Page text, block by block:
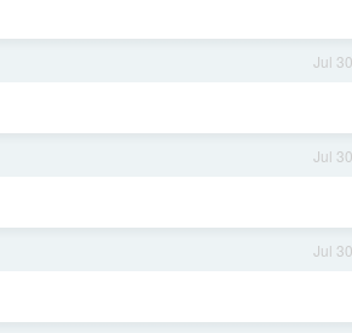
Jul 30
Jul 30
Jul 30